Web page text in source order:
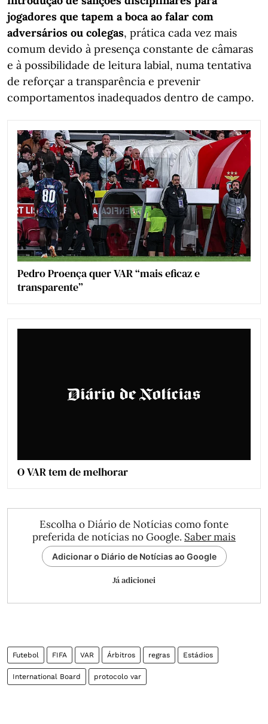
jogadores que tapem a boca ao falar com
adversários ou colegas, prática cada vez mais
comum devido à presença constante de câmaras
e à possibilidade de leitura labial, numa tentativa
de reforçar a transparência e prevenir
comportamentos inadequados dentro de campo.
Pedro Proença quer VAR “mais eficaz e
transparente”
O VAR tem de melhorar
Escolha o Diário de Notícias como fonte
preferida de notícias no Google. Saber mais
Adicionar o Diário de Notícias ao Google
Já adicionei
Futebol FIFA VAR Árbitros regras Estádios
International Board protocolo var